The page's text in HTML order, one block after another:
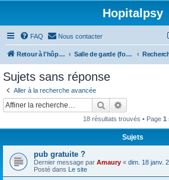
Hopitalpsy
FAQ Nous contacter
Retour à l'hôpital Salle de garde (forum)
Sujets sans réponse
Aller à la recherche avancée
Rechercher
18 résultats trouvés • Page 1
Sujets
pub gratuite ?
Dernier message par Amaury « dim. 18 janv.
Posté dans Le site